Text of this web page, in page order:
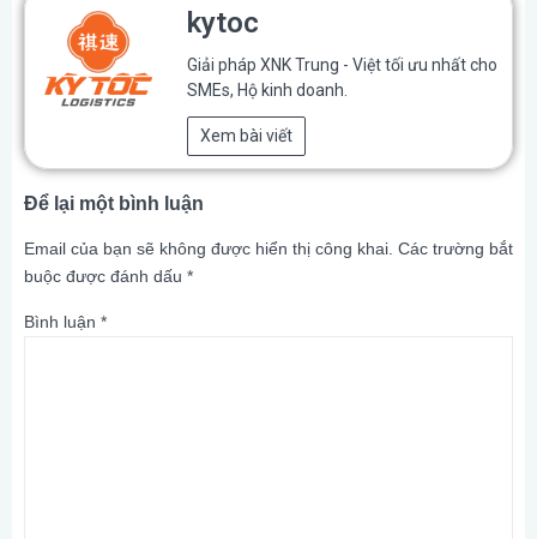
kytoc
Giải pháp XNK Trung - Việt tối ưu nhất cho
SMEs, Hộ kinh doanh.
Xem bài viết
Để lại một bình luận
Email của bạn sẽ không được hiển thị công khai. Các trường bắt
buộc được đánh dấu *
Bình luận *